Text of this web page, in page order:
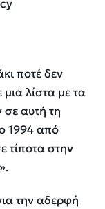
ποτέ δεν
λίστα με τα
αυτή τη
1994 από
τίποτα στην
την αδερφή